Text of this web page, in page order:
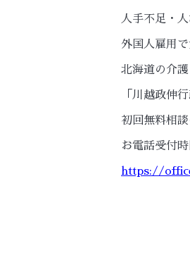
人手不足・
外国人雇用
北海道の介
「川越政伸
初回無料相
お電話受付
https://